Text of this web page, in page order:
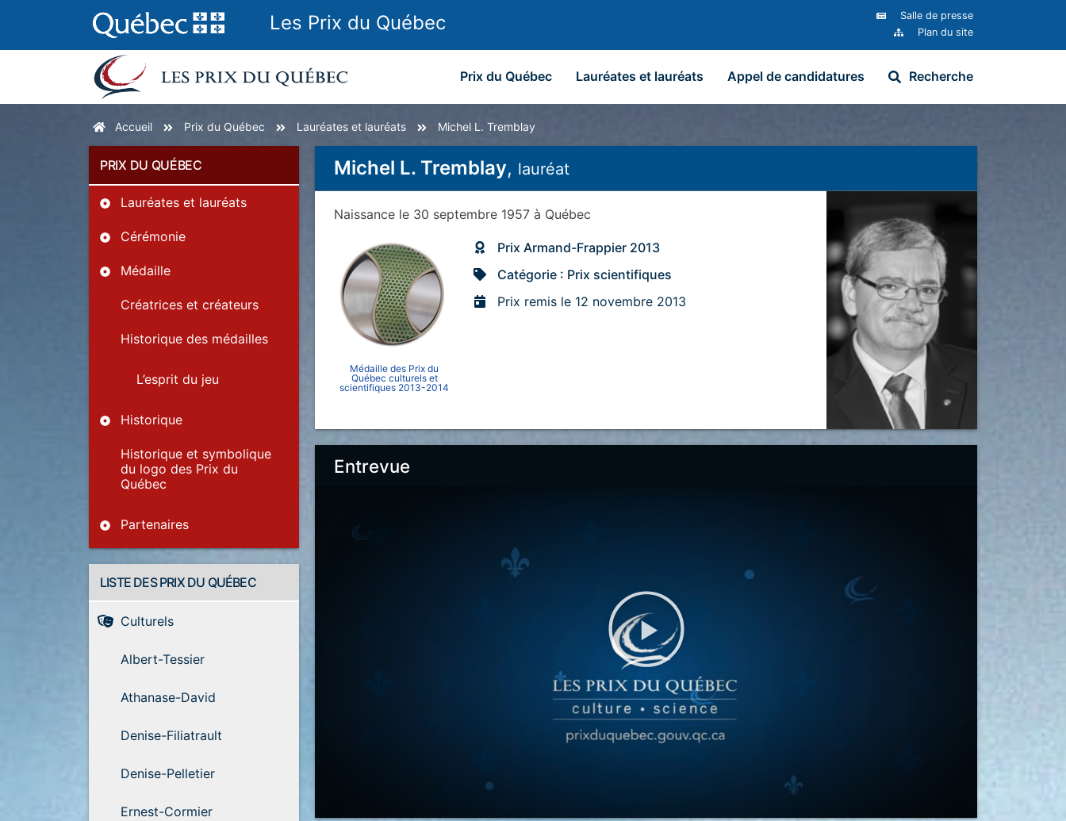
Les Prix du Québec
Salle de presse
Plan du site
Prix du Québec Lauréates et lauréats Appel de candidatures Recherche
Accueil Prix du Québec Lauréates et lauréats Michel L. Tremblay
PRIX DU QUÉBEC
Lauréates et lauréats
Cérémonie
Médaille
Créatrices et créateurs
Historique des médailles
L’esprit du jeu
Historique
Historique et symbolique
du logo des Prix du
Québec
Partenaires
LISTE DES PRIX DU QUÉBEC
Culturels
Albert-Tessier
Athanase-David
Denise-Filiatrault
Denise-Pelletier
Ernest-Cormier
Michel L. Tremblay, lauréat
Naissance le 30 septembre 1957 à Québec
Médaille des Prix du
Québec culturels et
scientifiques 2013-2014
Prix Armand-Frappier 2013
Catégorie : Prix scientifiques
Prix remis le 12 novembre 2013
Entrevue